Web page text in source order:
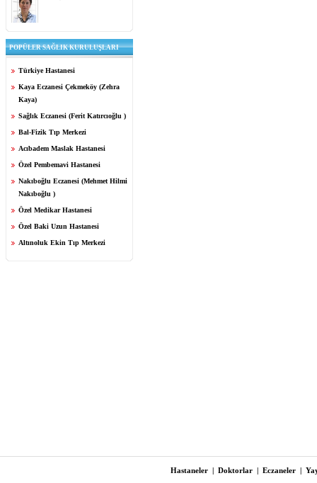
POPÜLER SAĞLIK KURULUŞLARI
Türkiye Hastanesi
Kaya Eczanesi Çekmeköy (Zehra
Kaya)
Sağlık Eczanesi (Ferit Katırcıoğlu )
Bal-Fizik Tıp Merkezi
Acıbadem Maslak Hastanesi
Özel Pembemavi Hastanesi
Nakıboğlu Eczanesi (Mehmet Hilmi
Nakıboğlu )
Özel Medikar Hastanesi
Özel Baki Uzun Hastanesi
Altınoluk Ekin Tıp Merkezi
Hastaneler | Doktorlar | Eczaneler |